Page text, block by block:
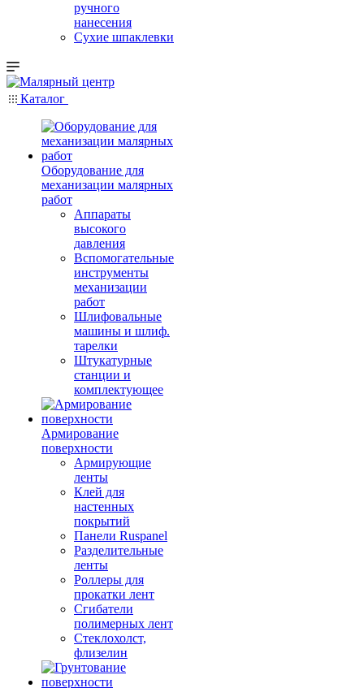
ручного
нанесения
Сухие шпаклевки
Каталог
Оборудование для
механизации малярных
работ
Аппараты
высокого
давления
Вспомогательные
инструменты
механизации
работ
Шлифовальные
машины и шлиф.
тарелки
Штукатурные
станции и
комплектующее
Армирование
поверхности
Армирующие
ленты
Клей для
настенных
покрытий
Панели Ruspanel
Разделительные
ленты
Роллеры для
прокатки лент
Сгибатели
полимерных лент
Стеклохолст,
флизелин